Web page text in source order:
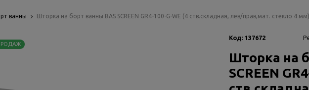
ванны Шторка на борт ванны BAS SCREEN GR4-100-G-WE (4 ств.складная, лев/прав,мат. стекло 4 мм)
Код: 137672
Шторка на
SCREEN